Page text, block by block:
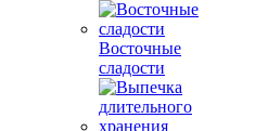
Восточные
сладости